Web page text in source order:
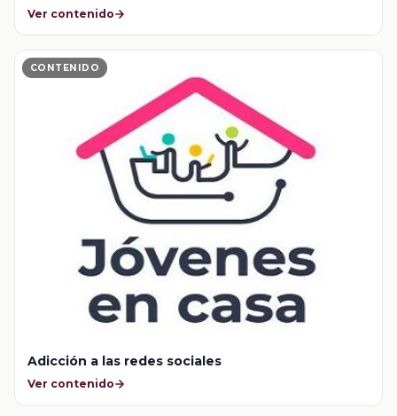
Ver contenido
CONTENIDO
Adicción a las redes sociales
Ver contenido